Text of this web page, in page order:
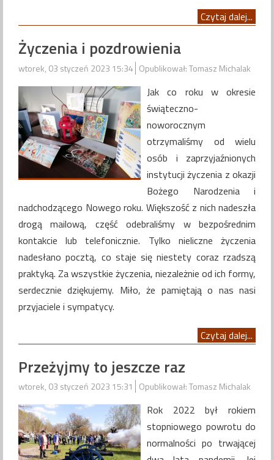
Czytaj dalej...
Życzenia i pozdrowienia
wtorek, 03 styczeń 2023 15:34 Opublikował: Tomasz Michalak
Jak co roku w okresie
świąteczno-
noworocznym
otrzymaliśmy od wielu
osób i zaprzyjaźnionych
instytucji życzenia z okazji
Bożego Narodzenia i
nadchodzącego Nowego roku. Większość z nich nadeszła
drogą mailową, część odebraliśmy w bezpośrednim
kontakcie lub telefonicznie. Tylko nieliczne życzenia
nadesłano pocztą, co staje się niestety coraz rzadszą
praktyką. Za wszystkie życzenia, niezależnie od ich formy,
serdecznie dziękujemy. Miło, że pamiętają o nas nasi
przyjaciele i sympatycy.
Czytaj dalej...
Przeżyjmy to jeszcze raz
wtorek, 03 styczeń 2023 15:31 Opublikował: Tomasz Michalak
Rok 2022 był rokiem
stopniowego powrotu do
normalności po trwającej